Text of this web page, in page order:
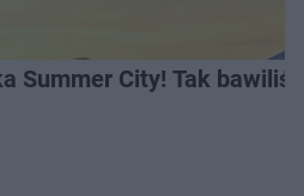
Summer City! Tak